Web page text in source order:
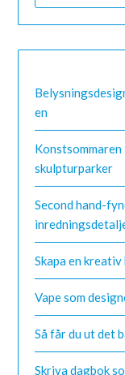
en
skulpturparker
Second hand-
Skapa en
Vape som
Så får du ut det
Skriva dagbok